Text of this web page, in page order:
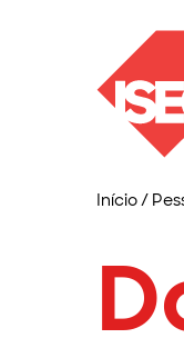
Início/